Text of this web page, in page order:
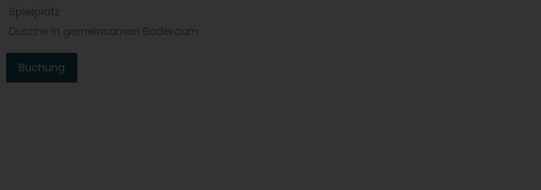
Spielplatz
Dusche in gemeinsamen Baderaum
Buchung